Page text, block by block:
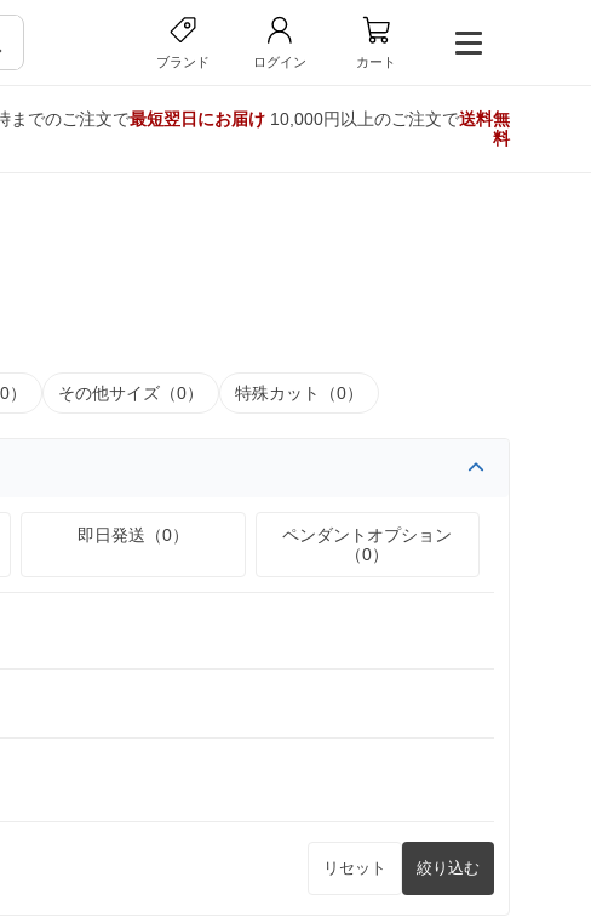
ブランド ログイン カート
までのご注文で最短翌日にお届け10,000円以上のご注文で送料無
料
その他サイズ（0） 特殊カット（0）
即日発送（0）
ペンダントオプション
（0）
リセット 絞り込む